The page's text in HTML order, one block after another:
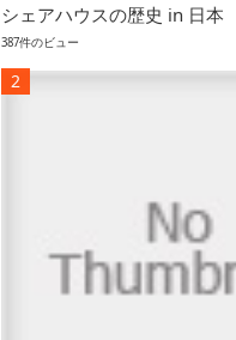
シェアハウスの歴史 in 日本
387件のビュー